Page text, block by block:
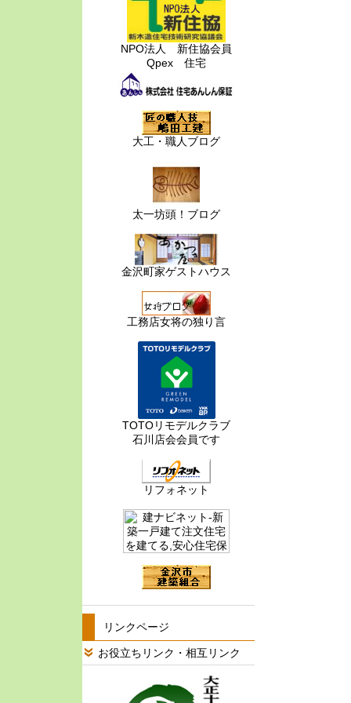
NPO法人 新住協会員
Qpex 住宅
大工・職人ブログ
太一坊頭！ブログ
金沢町家ゲストハウス
工務店女将の独り言
TOTOリモデルクラブ
石川店会会員です
リフォネット
リンクページ
お役立ちリンク・相互リンク